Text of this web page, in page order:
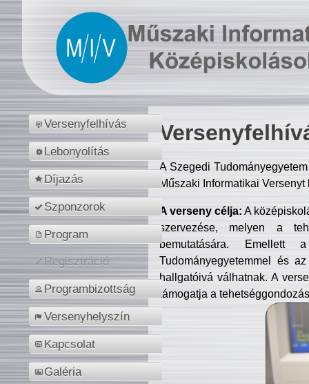
Versenyfelhívás
Lebonyolítás
Díjazás
Szponzorok
Program
Regisztráció
Programbizottság
Versenyhelyszín
Kapcsolat
Galéria
A Szegedi
Műszaki Informatikai
A verseny célja: A
szervezése, melyen a
bemutatására. Emellett
Tudományegyetemmel és
hallgatóivá válhatnak. A
támogatja a